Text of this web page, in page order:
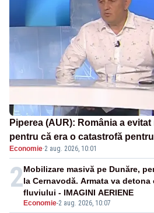
Piperea (AUR): România a
pentru că era o catastrofă
pensii
Economie·2 aug. 2026, 10:01
2
Economie-2 aug. 2026, 10:07
Mobilizare masivă pe Dunăre,
la Cernavodă. Armata va
fluviului - IMAGINI AERIENE